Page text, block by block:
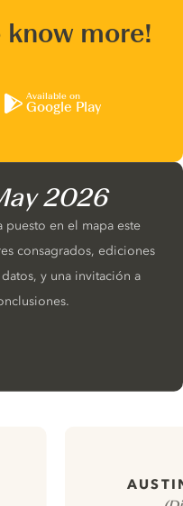
more!
Available on
Google Play
2026
puesto en el mapa este
consagrados, ediciones
y una invitación a